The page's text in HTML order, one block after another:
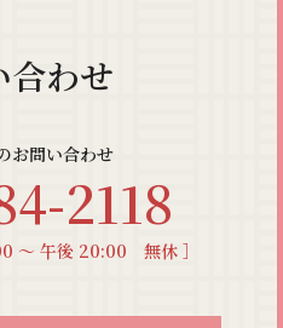
合わせ
お問い合わせ
2118
〜 午後 20:00 無休 ］